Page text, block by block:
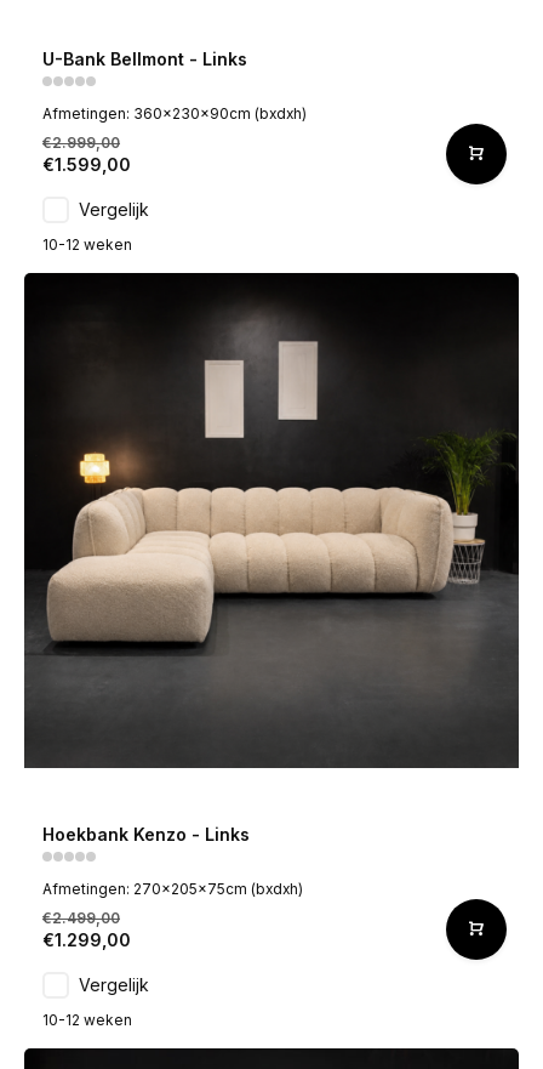
U-Bank Bellmont - Links
Afmetingen: 360x230x90cm (bxdxh)
€2.999,00
€1.599,00
Vergelijk
10-12 weken
Hoekbank Kenzo - Links
Afmetingen: 270x205x75cm (bxdxh)
€2.499,00
€1.299,00
Vergelijk
10-12 weken